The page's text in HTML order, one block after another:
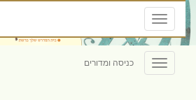
Toggle
navigation
Toggle
navigation
כניסה ומדורים